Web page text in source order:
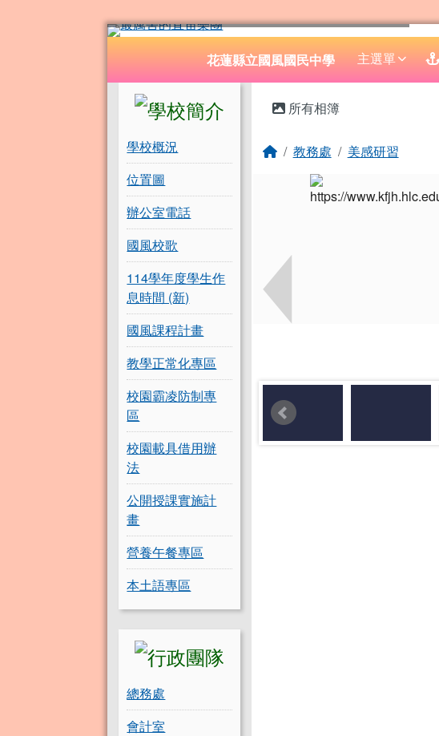
花蓮縣立國風國民中學
導覽列 花蓮縣立國風國民中學 主選單
左邊區域內容
學校概況
位置圖
辦公室電話
國風校歌
114學年度學生作
息時間 (新)
國風課程計畫
教學正常化專區
校園霸凌防制專
區
校園載具借用辦
法
公開授課實施計
畫
營養午餐專區
本土語專區
總務處
會計室
主內容區域
所有相簿
回首頁
教務處 美感研習
頁尾區域